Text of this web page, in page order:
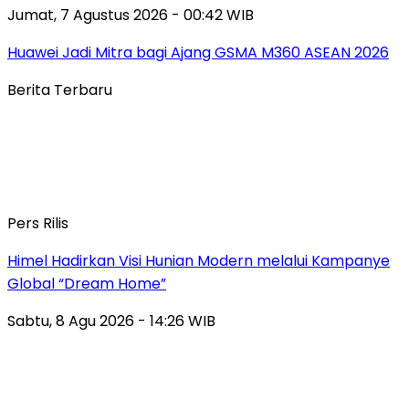
Jumat, 7 Agustus 2026 - 00:42 WIB
Huawei Jadi Mitra bagi Ajang GSMA M360 ASEAN 2026
Berita Terbaru
Pers Rilis
Himel Hadirkan Visi Hunian Modern melalui Kampanye
Global “Dream Home”
Sabtu, 8 Agu 2026 - 14:26 WIB